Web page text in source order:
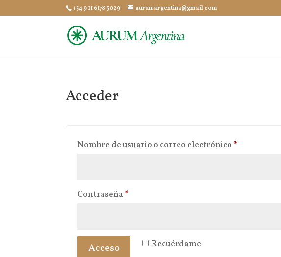
+54 9 11 6178 5029 aurumargentina@gmail.com
Acceder
Nombre de usuario o correo electrónico *Obligatorio
Contraseña *Obligatorio
Recuérdame
Acceso